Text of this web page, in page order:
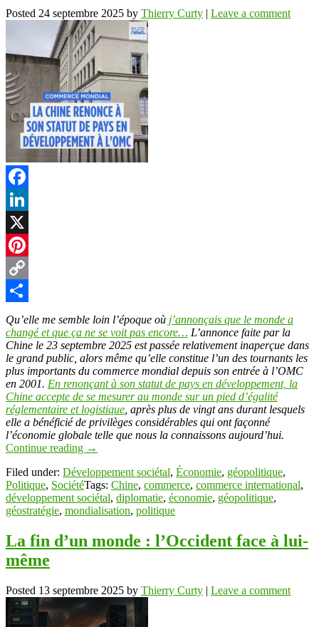
Posted 24 septembre 2025 by Thierry Curty | Leave a comment
Facebook
LinkedIn
X
Pinterest
Copy
Link
Partager
Qu’elle me semble loin l’époque où j’annonçais que le monde a
changé et que ça ne se voit pas encore… L’annonce faite par la
Chine le 23 septembre 2025 est passée relativement inaperçue dans
le grand public, alors même qu’elle constitue l’un des tournants les
plus importants du commerce mondial depuis son entrée à l’OMC
en 2001. En renonçant à son statut de pays en développement, la
Chine accepte de se mesurer au monde sur un pied d’égalité
réglementaire et logistique , après plus de vingt ans durant lesquels
elle a bénéficié de privilèges considérables qui ont façonné
l’économie globale telle que nous la connaissons aujourd’hui.
Continue reading →
Filed under: Développement sociétal, Économie, géopolitique,
Politique, SociétéTags: Chine, commerce, commerce international,
développement sociétal, diplomatie, économie, géopolitique,
géostratégie, mondialisation, politique
La fin d’un monde : l’Occident face à lui-
même
Posted 13 septembre 2025 by Thierry Curty | Leave a comment